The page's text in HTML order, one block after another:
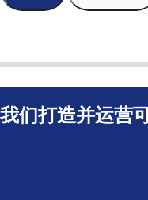
我们打造并运营